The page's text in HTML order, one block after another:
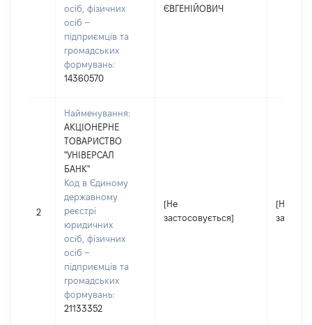
осіб, фізичних
осіб –
підприємців та
громадських
формувань:
14360570
ЄВГЕНІЙОВИЧ
2
Найменування:
АКЦІОНЕРНЕ
ТОВАРИСТВО
"УНІВЕРСАЛ
БАНК"
Код в Єдиному
державному
реєстрі
юридичних
осіб, фізичних
осіб –
підприємців та
громадських
формувань:
21133352
[Не
застосовується]
[Не